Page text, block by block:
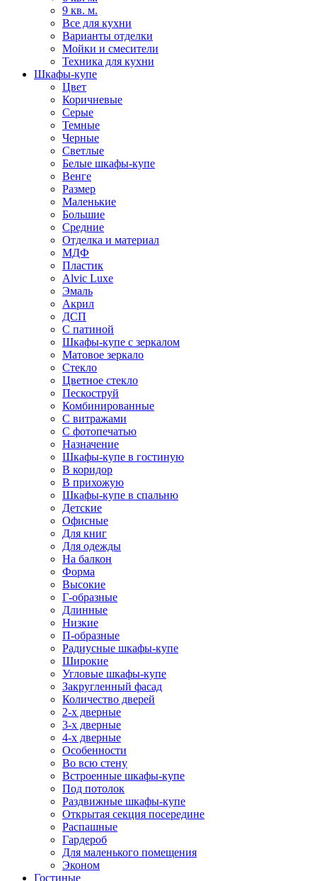
9 кв. м.
Все для кухни
Варианты отделки
Мойки и смесители
Техника для кухни
Шкафы-купе
Цвет
Коричневые
Серые
Темные
Черные
Светлые
Белые шкафы-купе
Венге
Размер
Маленькие
Большие
Средние
Отделка и материал
МДФ
Пластик
Alvic Luxe
Эмаль
Акрил
ДСП
С патиной
Шкафы-купе с зеркалом
Матовое зеркало
Стекло
Цветное стекло
Пескоструй
Комбинированные
С витражами
С фотопечатью
Назначение
Шкафы-купе в гостиную
В коридор
В прихожую
Шкафы-купе в спальню
Детские
Офисные
Для книг
Для одежды
На балкон
Форма
Высокие
Г-образные
Длинные
Низкие
П-образные
Радиусные шкафы-купе
Широкие
Угловые шкафы-купе
Закругленный фасад
Количество дверей
2-х дверные
3-х дверные
4-х дверные
Особенности
Во всю стену
Встроенные шкафы-купе
Под потолок
Раздвижные шкафы-купе
Открытая секция посередине
Распашные
Гардероб
Для маленького помещения
Эконом
Гостиные